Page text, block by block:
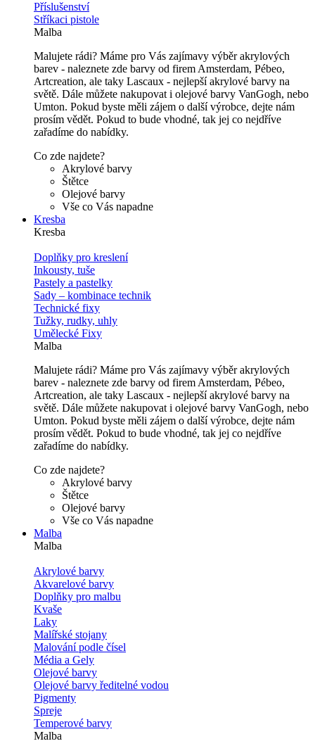
Příslušenství
Stříkaci pistole
Malba
Malujete rádi? Máme pro Vás zajímavy výběr akrylových
barev - naleznete zde barvy od firem Amsterdam, Pébeo,
Artcreation, ale taky Lascaux - nejlepší akrylové barvy na
světě. Dále můžete nakupovat i olejové barvy VanGogh, nebo
Umton. Pokud byste měli zájem o další výrobce, dejte nám
prosím vědět. Pokud to bude vhodné, tak jej co nejdříve
zařadíme do nabídky.
Co zde najdete?
Akrylové barvy
Štětce
Olejové barvy
Vše co Vás napadne
Kresba
Kresba
Doplňky pro kreslení
Inkousty, tuše
Pastely a pastelky
Sady – kombinace technik
Technické fixy
Tužky, rudky, uhly
Umělecké Fixy
Malba
Malujete rádi? Máme pro Vás zajímavy výběr akrylových
barev - naleznete zde barvy od firem Amsterdam, Pébeo,
Artcreation, ale taky Lascaux - nejlepší akrylové barvy na
světě. Dále můžete nakupovat i olejové barvy VanGogh, nebo
Umton. Pokud byste měli zájem o další výrobce, dejte nám
prosím vědět. Pokud to bude vhodné, tak jej co nejdříve
zařadíme do nabídky.
Co zde najdete?
Akrylové barvy
Štětce
Olejové barvy
Vše co Vás napadne
Malba
Malba
Akrylové barvy
Akvarelové barvy
Doplňky pro malbu
Kvaše
Laky
Malířské stojany
Malování podle čísel
Média a Gely
Olejové barvy
Olejové barvy ředitelné vodou
Pigmenty
Spreje
Temperové barvy
Malba